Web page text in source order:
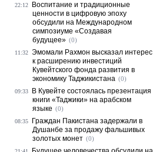
22:12
Воспитание и традиционные
ценности в цифровую эпоху
обсудили на Международном
симпозиуме «Создавая
будущее» (0)
11:32 Эмомали Рахмон высказал интерес
к расширению инвестиций
Кувейтского фонда развития в
экономику Таджикистана (0)
09:33
В Кувейте состоялась презентация
книги «Таджики» на арабском
языке (0)
08:35
Граждан Пакистана задержали в
Душанбе за продажу фальшивых
золотых монет (0)